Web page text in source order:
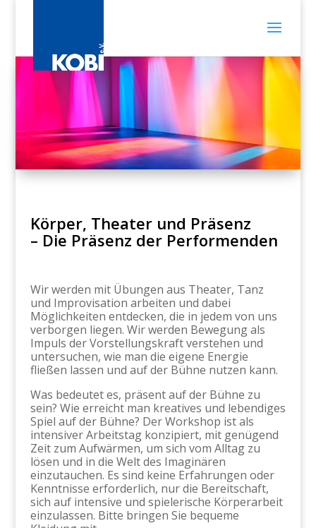
Körper, Theater und Präsenz
– Die Präsenz der Performenden
Wir werden mit Übungen aus Theater, Tanz
und Improvisation arbeiten und dabei
Möglichkeiten entdecken, die in jedem von uns
verborgen liegen. Wir werden Bewegung als
Impuls der Vorstellungskraft verstehen und
untersuchen, wie man die eigene Energie
fließen lassen und auf der Bühne nutzen kann.
Was bedeutet es, präsent auf der Bühne zu
sein? Wie erreicht man kreatives und lebendiges
Spiel auf der Bühne? Der Workshop ist als
intensiver Arbeitstag konzipiert, mit genügend
Zeit zum Aufwärmen, um sich vom Alltag zu
lösen und in die Welt des Imaginären
einzutauchen. Es sind keine Erfahrungen oder
Kenntnisse erforderlich, nur die Bereitschaft,
sich auf intensive und spielerische Körperarbeit
einzulassen. Bitte bringen Sie bequeme